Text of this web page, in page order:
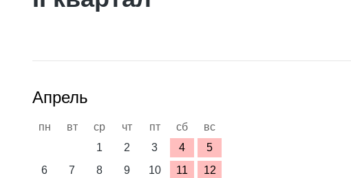
Апрель
пн вт ср чт пт сб
вс
1
2 3 4
5
6
7 8 9 10 11
12